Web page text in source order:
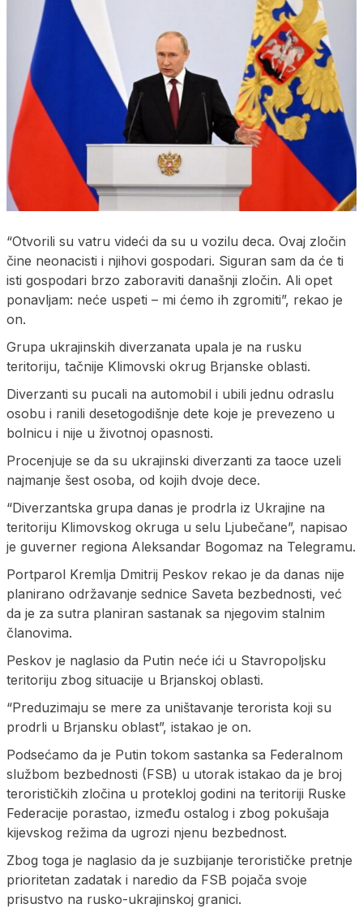
“Otvorili su vatru videći da su u vozilu deca. Ovaj zločin
čine neonacisti i njihovi gospodari. Siguran sam da će ti
isti gospodari brzo zaboraviti današnji zločin. Ali opet
ponavljam: neće uspeti – mi ćemo ih zgromiti”, rekao je
on.
Grupa ukrajinskih diverzanata upala je na rusku
teritoriju, tačnije Klimovski okrug Brjanske oblasti.
Diverzanti su pucali na automobil i ubili jednu odraslu
osobu i ranili desetogodišnje dete koje je prevezeno u
bolnicu i nije u životnoj opasnosti.
Procenjuje se da su ukrajinski diverzanti za taoce uzeli
najmanje šest osoba, od kojih dvoje dece.
“Diverzantska grupa danas je prodrla iz Ukrajine na
teritoriju Klimovskog okruga u selu Ljubečane”, napisao
je guverner regiona Aleksandar Bogomaz na Telegramu.
Portparol Kremlja Dmitrij Peskov rekao je da danas nije
planirano održavanje sednice Saveta bezbednosti, već
da je za sutra planiran sastanak sa njegovim stalnim
članovima.
Peskov je naglasio da Putin neće ići u Stavropoljsku
teritoriju zbog situacije u Brjanskoj oblasti.
“Preduzimaju se mere za uništavanje terorista koji su
prodrli u Brjansku oblast”, istakao je on.
Podsećamo da je Putin tokom sastanka sa Federalnom
službom bezbednosti (FSB) u utorak istakao da je broj
terorističkih zločina u protekloj godini na teritoriji Ruske
Federacije porastao, između ostalog i zbog pokušaja
kijevskog režima da ugrozi njenu bezbednost.
Zbog toga je naglasio da je suzbijanje terorističke pretnje
prioritetan zadatak i naredio da FSB pojača svoje
prisustvo na rusko-ukrajinskoj granici.